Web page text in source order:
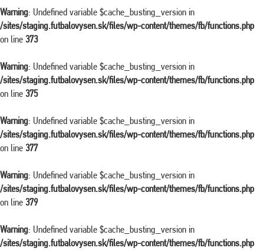
Warning: Undefined variable $cache_busting_version in
/sites/staging.futbalovysen.sk/files/wp-content/themes/fb/functions.php
on line 373
Warning: Undefined variable $cache_busting_version in
/sites/staging.futbalovysen.sk/files/wp-content/themes/fb/functions.php
on line 375
Warning: Undefined variable $cache_busting_version in
/sites/staging.futbalovysen.sk/files/wp-content/themes/fb/functions.php
on line 377
Warning: Undefined variable $cache_busting_version in
/sites/staging.futbalovysen.sk/files/wp-content/themes/fb/functions.php
on line 379
Warning: Undefined variable $cache_busting_version in
/sites/staging.futbalovysen.sk/files/wp-content/themes/fb/functions.php